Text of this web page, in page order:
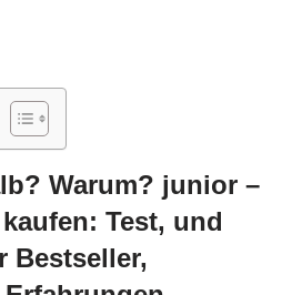
Warum? junior –
Test, und
Bestseller,